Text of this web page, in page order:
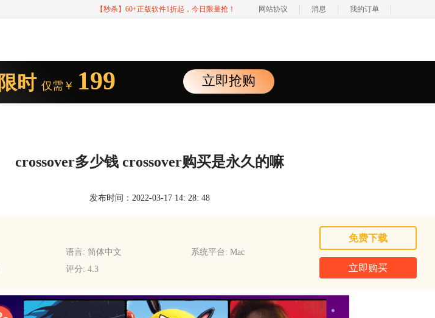
【秒杀】60+正版软件1折起，今日限量抢！ 网站协议 消息 我的订单
限时 仅需￥ 199 立即抢购
crossover多少钱 crossover购买是永久的嘛
发布时间：2022-03-17 14: 28: 48
语言: 简体中文
系统平台: Mac
评分: 4.3
免费下载
立即购买